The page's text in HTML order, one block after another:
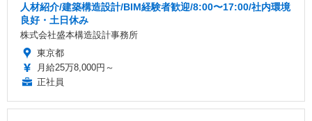
人材紹介/建築構造設計/BIM経験者歓迎/8:00〜17:00/社内環境
良好・土日休み
株式会社盛本構造設計事務所
東京都
月給25万8,000円～
正社員